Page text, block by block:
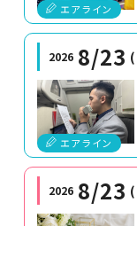
エアライン
2026 8/23
エアライン
2026 8/23